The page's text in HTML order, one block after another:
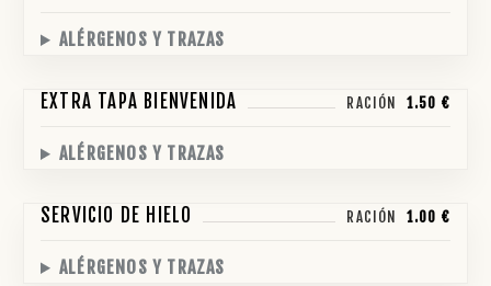
ALÉRGENOS Y TRAZAS
EXTRA TAPA BIENVENIDA RACIÓN 1.50 €
ALÉRGENOS Y TRAZAS
SERVICIO DE HIELO RACIÓN 1.00 €
ALÉRGENOS Y TRAZAS